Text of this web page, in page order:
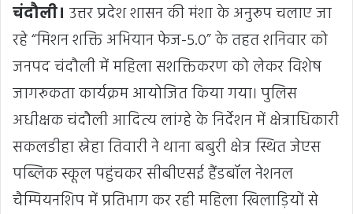
चंदौली। उत्तर प्रदेश शासन की मंशा के अनुरूप चलाए जा
रहे “मिशन शक्ति अभियान फेज-5.0” के तहत शनिवार को
जनपद चंदौली में महिला सशक्तिकरण को लेकर विशेष
जागरूकता कार्यक्रम आयोजित किया गया। पुलिस
अधीक्षक चंदौली आदित्य लांग्हे के निर्देशन में क्षेत्राधिकारी
सकलडीहा स्नेहा तिवारी ने थाना बबुरी क्षेत्र स्थित जेएस
पब्लिक स्कूल पहुंचकर सीबीएसई हैंडबॉल नेशनल
चैम्पियनशिप में प्रतिभाग कर रही महिला खिलाड़ियों से